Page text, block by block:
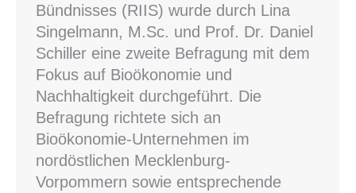
Bündnisses (RIIS) wurde durch Lina
Singelmann, M.Sc. und Prof. Dr. Daniel
Schiller eine zweite Befragung mit dem
Fokus auf Bioökonomie und
Nachhaltigkeit durchgeführt. Die
Befragung richtete sich an
Bioökonomie-Unternehmen im
nordöstlichen Mecklenburg-
Vorpommern sowie entsprechende